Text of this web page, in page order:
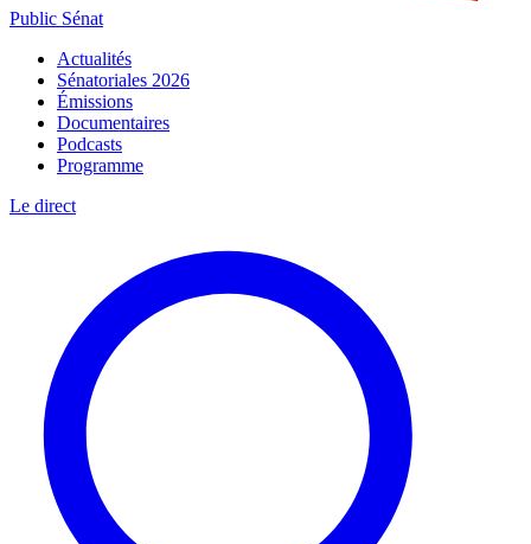
Public Sénat
Actualités
Sénatoriales 2026
Émissions
Documentaires
Podcasts
Programme
Le direct